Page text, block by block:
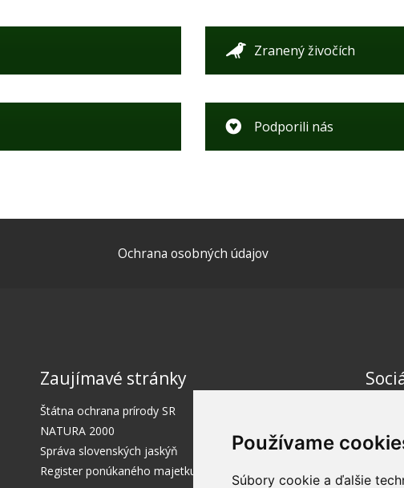
Používame
Súbory cookie a ďalšie
Zranený živočích
Podporili nás
Ochrana osobných údajov
Zaujímavé stránky
Štátna ochrana prírody SR
NATURA 2000
Správa slovenských jaskýň
Register ponúkaného majetku štátu